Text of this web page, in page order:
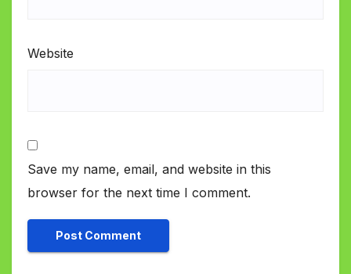
Website
Save my name, email, and website in this
browser for the next time I comment.